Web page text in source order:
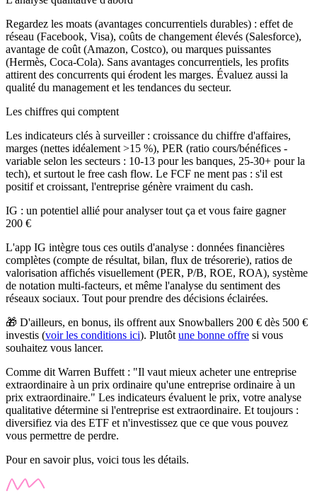
Regardez les moats (avantages concurrentiels durables) : effet de
réseau (Facebook, Visa), coûts de changement élevés (Salesforce),
avantage de coût (Amazon, Costco), ou marques puissantes
(Hermès, Coca-Cola). Sans avantages concurrentiels, les profits
attirent des concurrents qui érodent les marges. Évaluez aussi la
qualité du management et les tendances du secteur.
Les chiffres qui comptent
Les indicateurs clés à surveiller : croissance du chiffre d'affaires,
marges (nettes idéalement >15 %), PER (ratio cours/bénéfices -
variable selon les secteurs : 10-13 pour les banques, 25-30+ pour la
tech), et surtout le free cash flow. Le FCF ne ment pas : s'il est
positif et croissant, l'entreprise génère vraiment du cash.
IG : un potentiel allié pour analyser tout ça et vous faire gagner
200 €
L'app IG intègre tous ces outils d'analyse : données financières
complètes (compte de résultat, bilan, flux de trésorerie), ratios de
valorisation affichés visuellement (PER, P/B, ROE, ROA), système
de notation multi-facteurs, et même l'analyse du sentiment des
réseaux sociaux. Tout pour prendre des décisions éclairées.
🎁 D'ailleurs, en bonus, ils offrent aux Snowballers 200 € dès 500 €
investis (voir les conditions ici). Plutôt une bonne offre si vous
souhaitez vous lancer.
Comme dit Warren Buffett : "Il vaut mieux acheter une entreprise
extraordinaire à un prix ordinaire qu'une entreprise ordinaire à un
prix extraordinaire." Les indicateurs évaluent le prix, votre analyse
qualitative détermine si l'entreprise est extraordinaire. Et toujours :
diversifiez via des ETF et n'investissez que ce que vous pouvez
vous permettre de perdre.
Pour en savoir plus, voici tous les détails.